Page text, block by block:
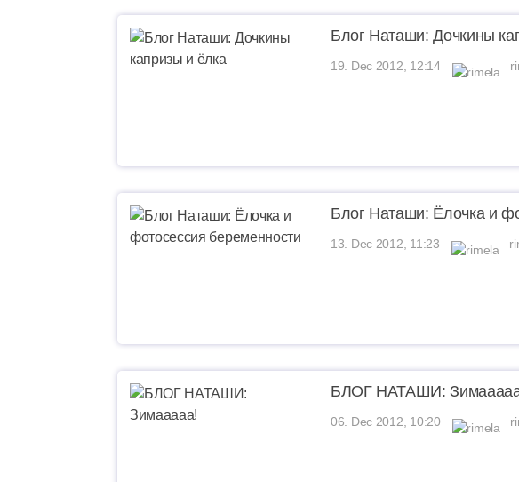
Блог Наташи: Дочкины
19. Dec 2012, 12:14
Блог Наташи: Ёлочка и
13. Dec 2012, 11:23
БЛОГ НАТАШИ:
06. Dec 2012, 10:20